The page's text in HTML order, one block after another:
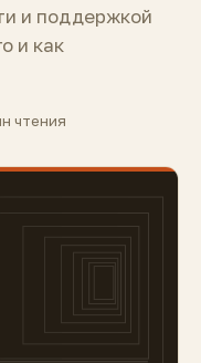
и поддержкой
и как
чтения